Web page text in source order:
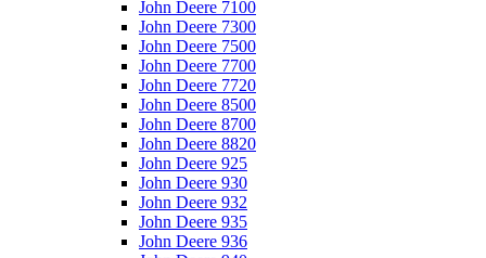
John Deere 7100
John Deere 7300
John Deere 7500
John Deere 7700
John Deere 7720
John Deere 8500
John Deere 8700
John Deere 8820
John Deere 925
John Deere 930
John Deere 932
John Deere 935
John Deere 936